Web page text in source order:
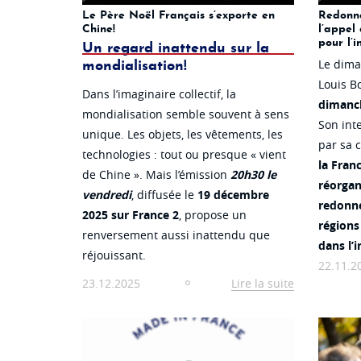
Le Père Noël Français s’exporte en
Chine!
Un regard inattendu sur la
mondialisation!
Dans l’imaginaire collectif, la
mondialisation semble souvent à sens
unique. Les objets, les vêtements, les
technologies : tout ou presque « vient
de Chine ». Mais l’émission 20h30 le
vendredi, diffusée le 19 décembre
2025 sur France 2 , propose un
renversement aussi inattendu que
réjouissant.
23.12.2025
Lire la suite
pour
Le
Louis
Son
par sa
la
dans